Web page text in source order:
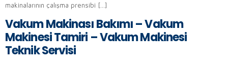
makinalarının çalışma prensibi […]
Vakum Makinası Bakımı – Vakum
Makinesi Tamiri – Vakum Makinesi
Teknik Servisi